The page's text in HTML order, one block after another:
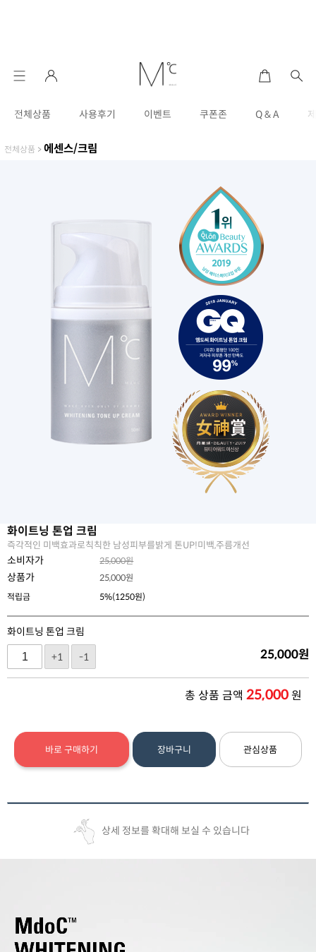
전체상품 사용후기 이벤트 쿠폰존 Q & A
전체상품 > 에센스/크림
화이트닝 톤업 크림
즉각적인 미백효과로칙칙한 남성피부를밝게 톤UP!미백,주름개선
소비자가 25,000원
상품가 25,000원
적립금
5%(1250원)
화이트닝 톤업 크림
+1
-1 25,000원
총 상품 금액 25,000원
바로 구매하기 장바구니 관심상품
상세 정보를 확대해 보실 수 있습니다